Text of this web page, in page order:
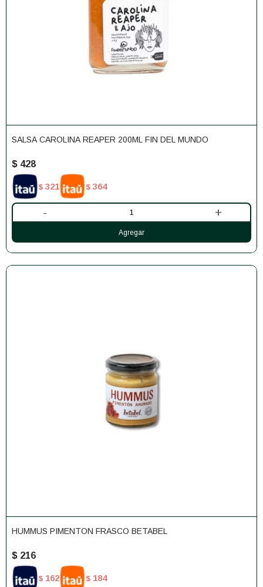
SALSA CAROLINA REAPER 200ML FIN DEL MUNDO
$ 428
$ 321 $ 364
- +
HUMMUS PIMENTON FRASCO BETABEL
$ 216
$ 162 $ 184